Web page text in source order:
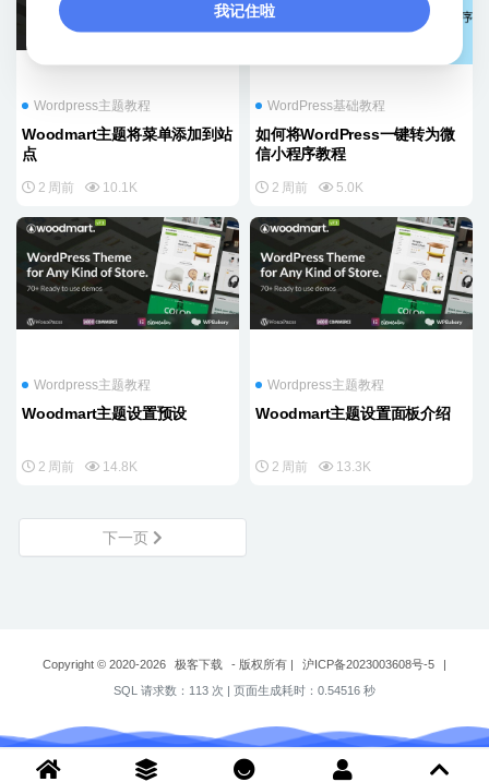
Wordpress主题教程
Woodmart主题将菜单添加到站
点
2 周前 10.1K
WordPress基础教程
如何将WordPress一键转为微
信小程序教程
2 周前 5.0K
Wordpress主题教程
Woodmart主题设置预设
2 周前 14.8K
Wordpress主题教程
Woodmart主题设置面板介绍
2 周前 13.3K
下一页
Copyright © 2020-2026 极客下载 - 版权所有 沪ICP备2023003608号-5
SQL 请求数：113 次
页面生成耗时：0.54516 秒
我记住啦